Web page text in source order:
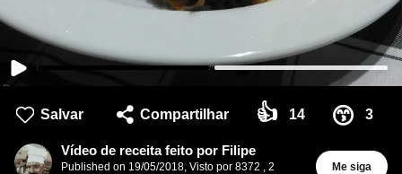
Salvar Compartilhar 👍 14 😙 3
Vídeo de receita feito por Filipe
Published on 19/05/2018, Visto por 8372 , 2
Me siga